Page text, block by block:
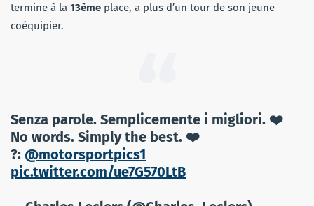
termine à la 13ème place, a plus d’un tour de son jeune
coéquipier.
Senza parole. Semplicemente i migliori. ❤️
No words. Simply the best. ❤️
?: @motorsportpics1
pic.twitter.com/ue7G570LtB